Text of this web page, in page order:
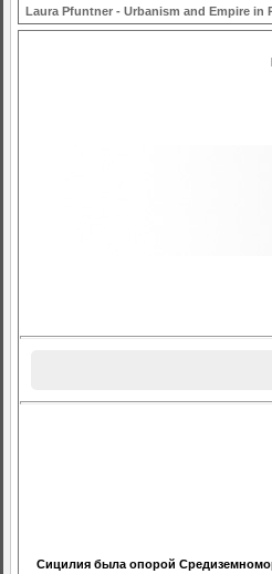
Laura Pfuntner - Urbanism and Empire in
Сицилия была опорой